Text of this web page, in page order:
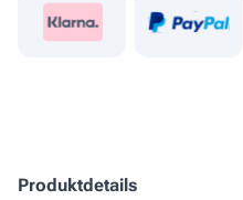
Produkt­details